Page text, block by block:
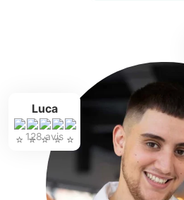
Luca
128 avis